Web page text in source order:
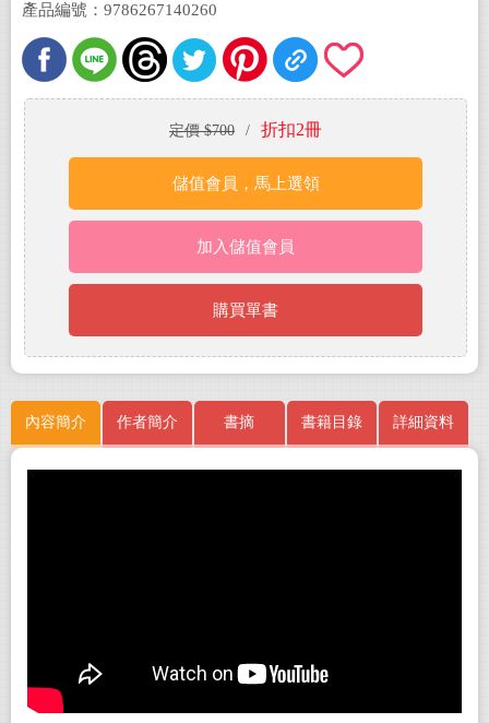
產品編號：9786267140260
定價 $700 / 折扣2冊
儲值會員，馬上選領
加入儲值會員
購買單書
內容簡介 作者簡介 書摘 書籍目錄 詳細資料